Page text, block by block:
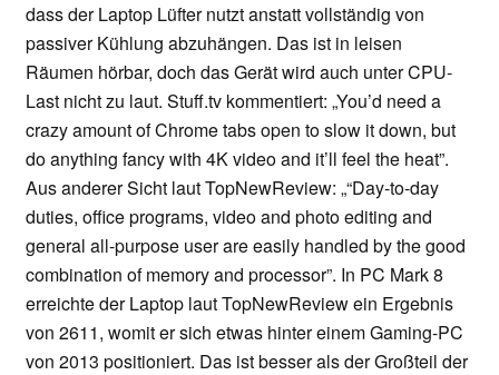
dass der Laptop Lüfter nutzt anstatt vollständig von
passiver Kühlung abzuhängen. Das ist in leisen
Räumen hörbar, doch das Gerät wird auch unter CPU-
Last nicht zu laut. Stuff.tv kommentiert: „You’d need a
crazy amount of Chrome tabs open to slow it down, but
do anything fancy with 4K video and it’ll feel the heat”.
Aus anderer Sicht laut TopNewReview: „“Day-to-day
duties, office programs, video and photo editing and
general all-purpose user are easily handled by the good
combination of memory and processor”. In PC Mark 8
erreichte der Laptop laut TopNewReview ein Ergebnis
von 2611, womit er sich etwas hinter einem Gaming-PC
von 2013 positioniert. Das ist besser als der Großteil der